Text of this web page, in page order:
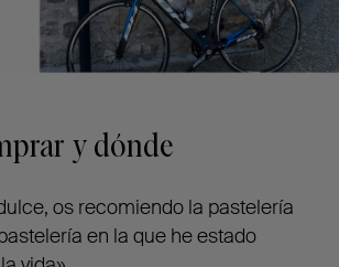
y dónde
os recomiendo la pastelería
en la que he estado